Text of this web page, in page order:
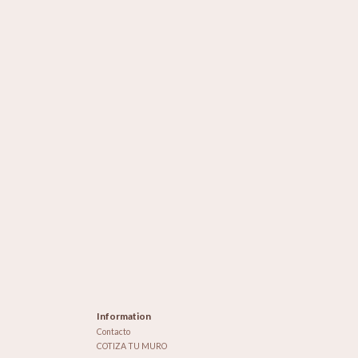
Information
Contacto
COTIZA TU MURO